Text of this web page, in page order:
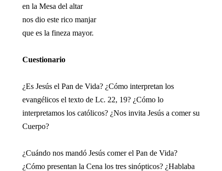
en la Mesa del altar
nos dio este rico manjar
que es la fineza mayor.
Cuestionario
¿Es Jesús el Pan de Vida? ¿Cómo interpretan los
evangélicos el texto de Lc. 22, 19? ¿Cómo lo
interpretamos los católicos? ¿Nos invita Jesús a comer su
Cuerpo?
¿Cuándo nos mandó Jesús comer el Pan de Vida?
¿Cómo presentan la Cena los tres sinópticos? ¿Hablaba